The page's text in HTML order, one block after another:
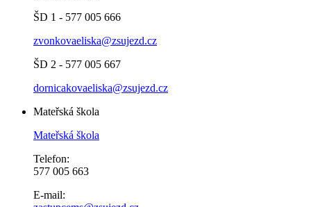
ŠD 1 - 577 005 666
zvonkovaeliska@zsujezd.cz
ŠD 2 - 577 005 667
dornicakovaeliska@zsujezd.cz
Mateřská škola
Mateřská škola
Telefon:
577 005 663
E-mail: